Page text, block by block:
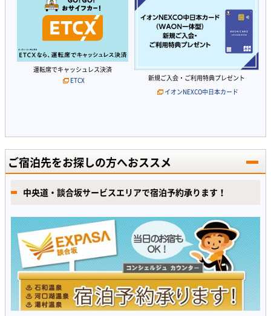
運転席でキャッシュレス決済
ETCX
新規ご入会・ご利用特典プレゼント
イオンNEXCO中日本カード
ご宿泊先をお探しの方へおススメ
中央道・談合坂サービスエリアで宿泊予約承ります！